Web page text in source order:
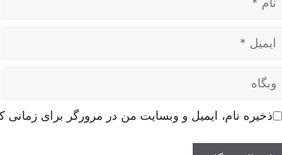
ایمیل
وبگاه
ذخیره نام، ایمیل و وبسایت من در مرورگر برای زمانی